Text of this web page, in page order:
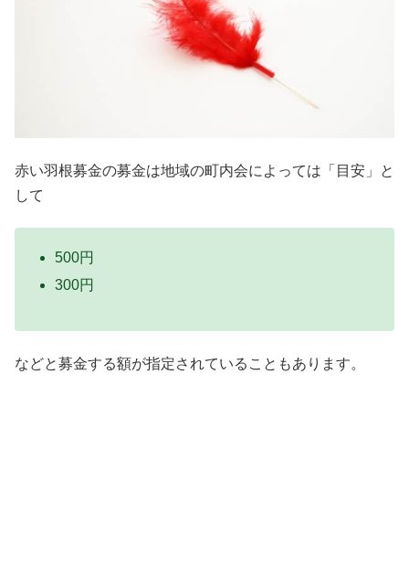
赤い羽根募金の募金は地域の町内会によっては「目安」と
して
500円
300円
などと募金する額が指定されていることもあります。